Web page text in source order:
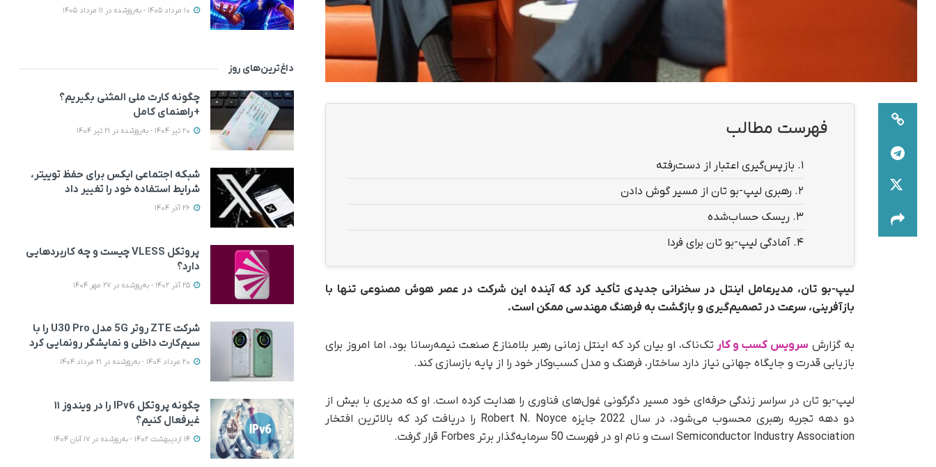
فهرست مطالب
1. بازپس‌گیری اعتبار از دست‌رفته
2. رهبری لیپ-بو تان از مسیر گوش‌ دادن
3. ریسک حساب‌شده
4. آمادگی لیپ-بو تان برای فردا
لیپ-بو تان، مدیرعامل اینتل در سخنرانی جدیدی تأکید کرد که آینده این شرکت در عصر هوش مصنوعی تنها با
بازآفرینی، سرعت در تصمیم‌گیری و بازگشت به فرهنگ مهندسی ممکن است.
به گزارش سرویس کسب و کار تک‌ناک، او بیان کرد که اینتل زمانی رهبر بلامنازع صنعت نیمه‌رسانا بود، اما امروز برای
بازیابی قدرت و جایگاه جهانی نیاز دارد ساختار، فرهنگ و مدل کسب‌وکار خود را از پایه بازسازی کند.
لیپ-بو تان در سراسر زندگی حرفه‌ای خود مسیر دگرگونی غول‌های فناوری را هدایت کرده است. او که مدیری با بیش از
دو دهه تجربه رهبری محسوب می‌شود، در سال 2022 جایزه Robert N. Noyce را دریافت کرد که بالاترین افتخار
Semiconductor Industry Association است و نام او در فهرست 50 سرمایه‌گذار برتر Forbes قرار گرفت.
داغ‌ترین‌های روز
چگونه کارت ملی المثنی بگیریم؟
+راهنمای کامل
شبکه اجتماعی ایکس برای حفظ توییتر،
شرایط استفاده خود را تغییر داد
پروتکل VLESS چیست و چه کاربردهایی
دارد؟
شرکت ZTE روتر 5G مدل U30 Pro را با
سیم‌کارت داخلی و نمایشگر رونمایی کرد
چگونه پروتکل IPv6 را در ویندوز ۱۱
غیرفعال کنیم؟